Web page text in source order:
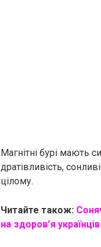
Магнітні бурі мають
дратівливість,
цілому.
Читайте також:
на здоров’я українців